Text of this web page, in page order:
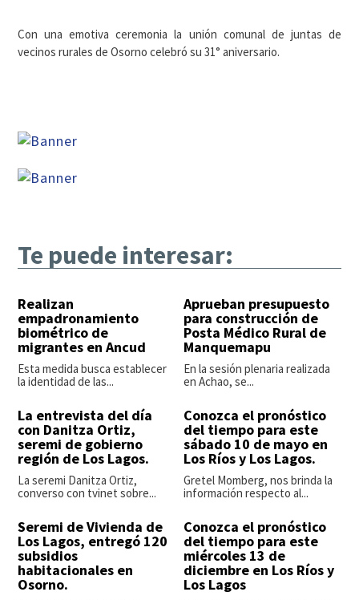
Con una emotiva ceremonia la unión comunal de juntas de
vecinos rurales de Osorno celebró su 31° aniversario.
Te puede interesar:
Realizan
empadronamiento
biométrico de
migrantes en Ancud
Esta medida busca establecer
la identidad de las...
Aprueban presupuesto
para construcción de
Posta Médico Rural de
Manquemapu
En la sesión plenaria realizada
en Achao, se...
La entrevista del día
con Danitza Ortiz,
seremi de gobierno
región de Los Lagos.
La seremi Danitza Ortiz,
converso con tvinet sobre...
Conozca el pronóstico
del tiempo para este
sábado 10 de mayo en
Los Ríos y Los Lagos.
Gretel Momberg, nos brinda la
información respecto al...
Seremi de Vivienda de
Los Lagos, entregó 120
subsidios
habitacionales en
Osorno.
Conozca el pronóstico
del tiempo para este
miércoles 13 de
diciembre en Los Ríos y
Los Lagos